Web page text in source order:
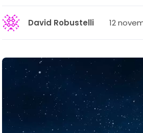
David Robustelli 12